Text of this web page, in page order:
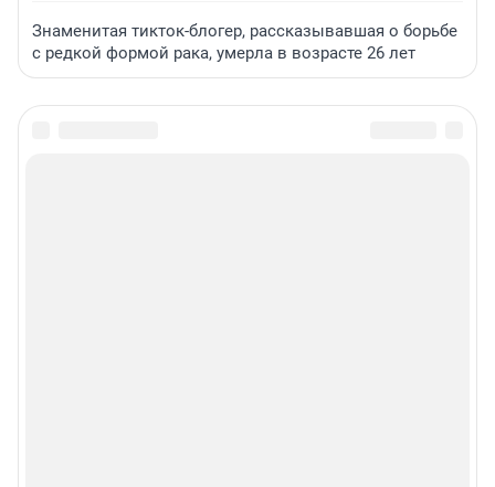
Знаменитая тикток-блогер, рассказывавшая о борьбе
с редкой формой рака, умерла в возрасте 26 лет